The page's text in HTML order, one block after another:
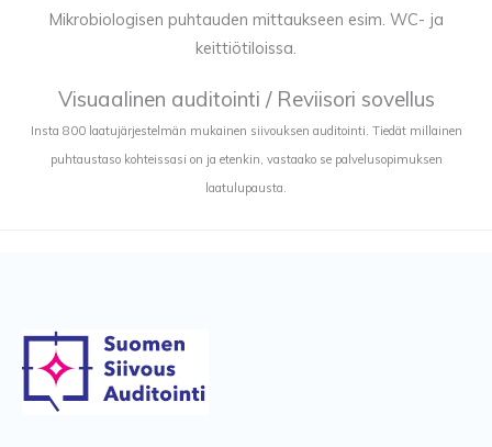
Mikrobiologisen puhtauden mittaukseen esim. WC- ja
keittiötiloissa.
Visuaalinen auditointi / Reviisori sovellus
Insta 800 laatujärjestelmän mukainen siivouksen auditointi. Tiedät millainen
puhtaustaso kohteissasi on ja etenkin, vastaako se palvelusopimuksen
laatulupausta.